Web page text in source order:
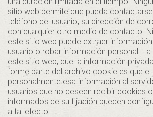
sitio web permite que pueda
teléfono del usuario, su dirección de
con cualquier otro medio de contacto.
este sitio web puede extraer
usuario o robar información personal. La
este sitio web, que la información
forme parte del archivo cookie es que el
personalmente esa información al
usuarios que no deseen recibir cookies
informados de su fijación pueden
a tal efecto.